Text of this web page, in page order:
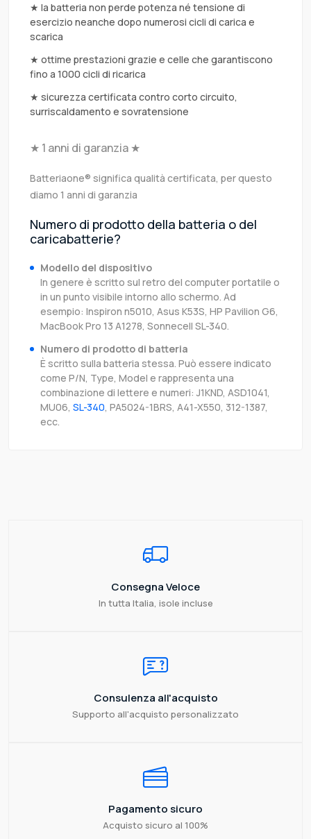
★ la batteria non perde potenza né tensione di
esercizio neanche dopo numerosi cicli di carica e
scarica
★ ottime prestazioni grazie e celle che garantiscono
fino a 1000 cicli di ricarica
★ sicurezza certificata contro corto circuito,
surriscaldamento e sovratensione
★ 1 anni di garanzia ★
Batteriaone® significa qualità certificata, per questo
diamo 1 anni di garanzia
Numero di prodotto della batteria o del
caricabatterie?
Modello del dispositivo
In genere è scritto sul retro del computer portatile o
in un punto visibile intorno allo schermo. Ad
esempio: Inspiron n5010, Asus K53S, HP Pavilion G6,
MacBook Pro 13 A1278, Sonnecell SL-340.
Numero di prodotto di batteria
È scritto sulla batteria stessa. Può essere indicato
come P/N, Type, Model e rappresenta una
combinazione di lettere e numeri: J1KND, ASD1041,
MU06, SL-340, PA5024-1BRS, A41-X550, 312-1387,
ecc.
Consegna Veloce
In tutta Italia, isole incluse
Consulenza all'acquisto
Supporto all'acquisto personalizzato
Pagamento sicuro
Acquisto sicuro al 100%